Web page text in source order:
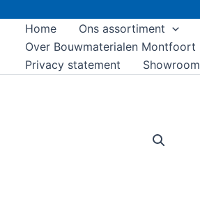
Home Ons assortiment
Over Bouwmaterialen Montfoort
Privacy statement
Showroom